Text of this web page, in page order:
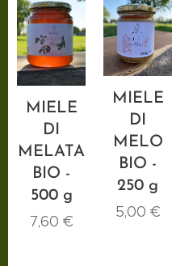
MIELE
DI
MELATA
BIO -
500 g
7,60 €
MIELE
DI
MELO
BIO -
250 g
5,00 €